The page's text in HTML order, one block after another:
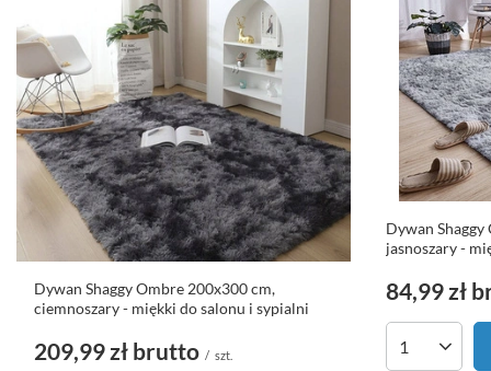
Dywan Shaggy Ombre 200x300 cm,
ciemnoszary - miękki do salonu i sypialni
209,99 zł brutto / szt.
Dywan
jasnoszary -
84,99 zł
Ilość